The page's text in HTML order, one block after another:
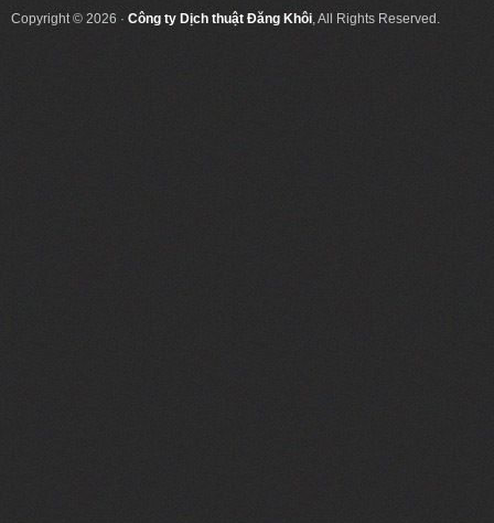
Copyright © 2026 · Công ty Dịch thuật Đăng Khôi, All Rights Reserved.